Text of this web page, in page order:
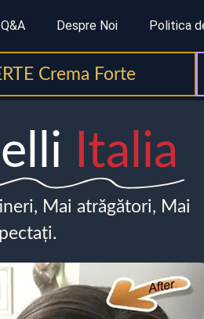
Q&A Despre Noi Politica
Crema Forte
Italia
Mai atrăgători, Mai